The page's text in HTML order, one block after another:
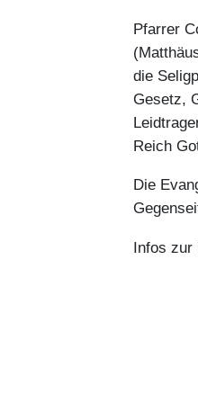
Pfarrer
die
Gesetz,
Reich
Die
Infos zur